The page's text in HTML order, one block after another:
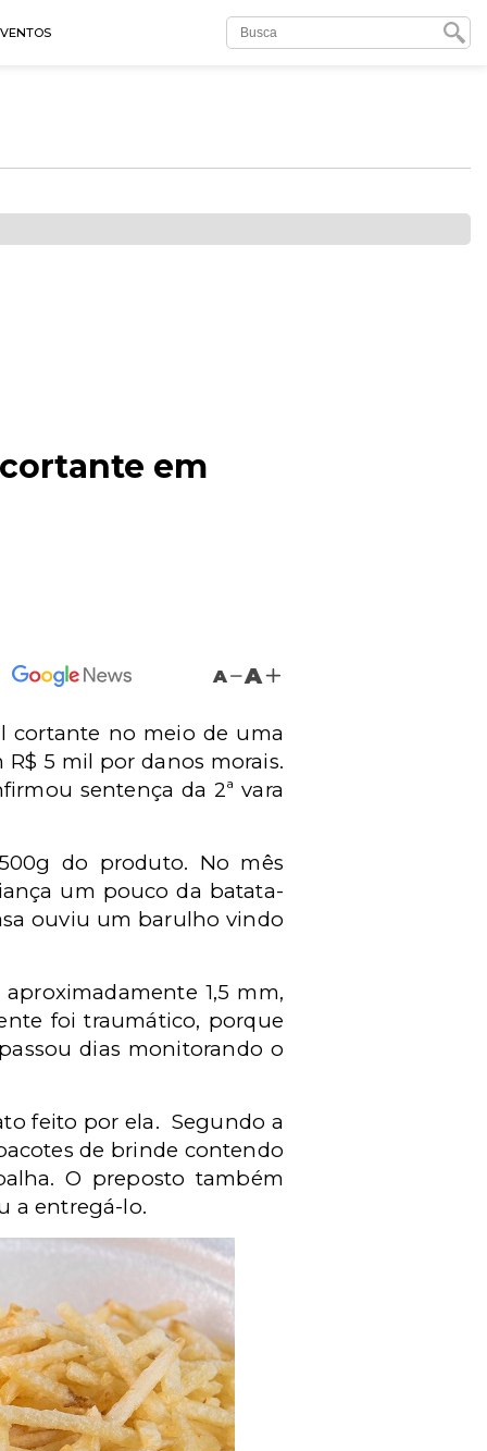
em
A A
cortante no meio de uma
5 mil por danos morais.
sentença da 2ª vara
do produto. No mês
um pouco da batata-
ouviu um barulho vindo
1,5 mm,
foi traumático, porque
dias monitorando o
feito por ela. Segundo a
de brinde contendo
O preposto também
a entregá-lo.